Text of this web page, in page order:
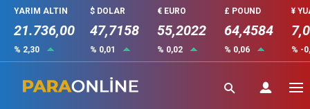
YARIM ALTIN
21.736,00
% 2,30
$ DOLAR
47,7158
% 0,01
€ EURO
55,2022
% 0,02
£ POUND
64,4584
% 0,06
¥
% -
XRP